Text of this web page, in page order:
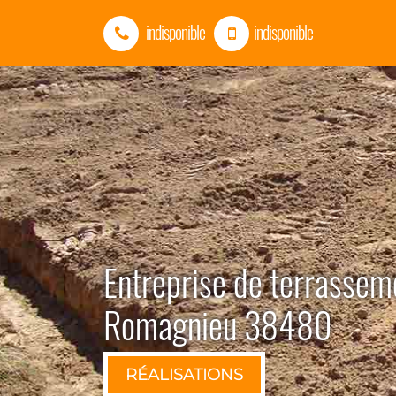
indisponible indisponible
Entreprise de
Romagnieu 38480
RÉALISATIONS